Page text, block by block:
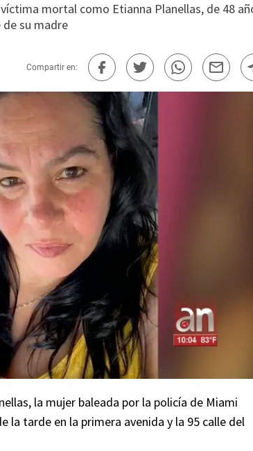
mortal como Etianna Planellas, de 48
su madre
Compartir en:
la mujer baleada por la policía de Miami
la tarde en la primera avenida y la 95 calle del